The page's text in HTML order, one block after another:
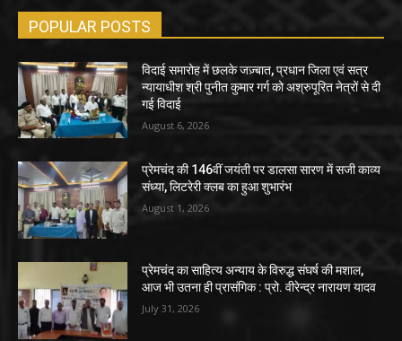
POPULAR POSTS
विदाई समारोह में छलके जज़्बात, प्रधान जिला एवं सत्र
न्यायाधीश श्री पुनीत कुमार गर्ग को अश्रुपूरित नेत्रों से दी
गई विदाई
August 6, 2026
प्रेमचंद की 146वीं जयंती पर डालसा सारण में सजी काव्य
संध्या, लिटरेरी क्लब का हुआ शुभारंभ
August 1, 2026
प्रेमचंद का साहित्य अन्याय के विरुद्ध संघर्ष की मशाल,
आज भी उतना ही प्रासंगिक : प्रो. वीरेन्द्र नारायण यादव
July 31, 2026